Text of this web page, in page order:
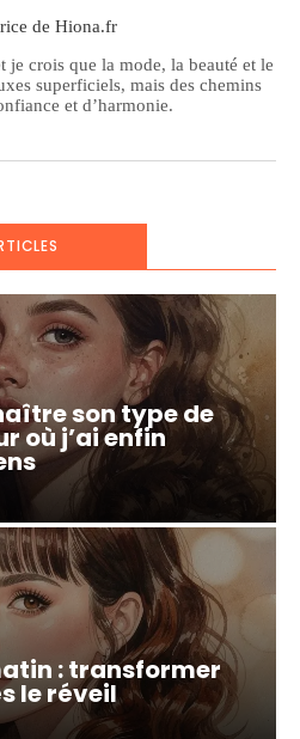
de Hiona.fr
je crois que la mode, la beauté et le
superficiels, mais des chemins
et d’harmonie.
son type de
où j’ai enfin
: transformer
le réveil